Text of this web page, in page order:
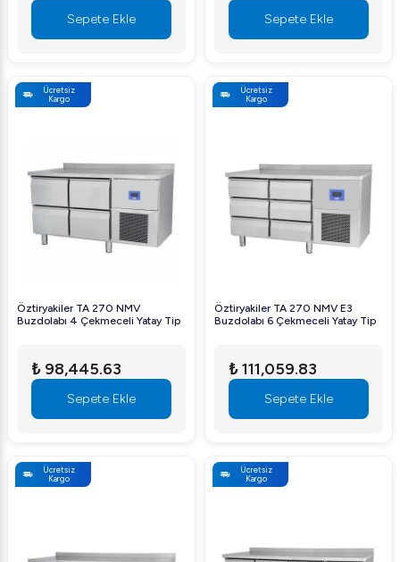
Sepete Ekle Sepete Ekle
Ücretsiz
Kargo
Öztiryakiler TA 270 NMV
Buzdolabı 4 Çekmeceli Yatay Tip
₺ 98,445.63
Sepete Ekle
Ücretsiz
Kargo
Öztiryakiler TA 270 NMV E3
Buzdolabı 6 Çekmeceli Yatay Tip
₺ 111,059.83
Sepete Ekle
Ücretsiz
Kargo
Ücretsiz
Kargo